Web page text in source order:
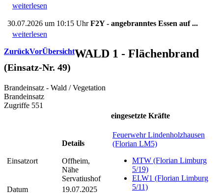
weiterlesen
30.07.2026 um 10:15 UhrF2Y - angebranntes Essen auf ...
weiterlesen
ZurückVorÜbersichtWALD 1 - Flächenbrand
(Einsatz-Nr. 49)
Brandeinsatz - Wald / Vegetation
Brandeinsatz
Zugriffe 551
Einsatzort
Details
Offheim,
Nähe
Servatiushof
Datum
19.07.2025
eingesetzte Kräfte
Feuerwehr Lindenholzhausen
(Florian LM5)
MTW (Florian Limburg
5/19)
ELW1 (Florian Limburg
5/11)